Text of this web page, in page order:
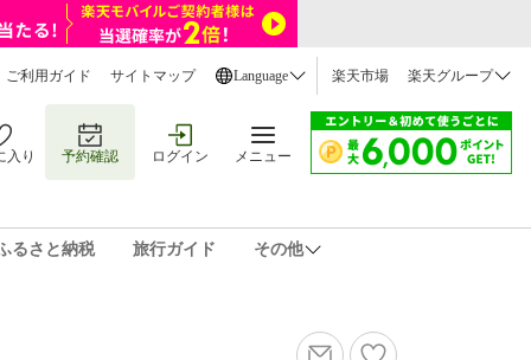
ご利用ガイド サイトマップ Language 楽天市場 楽天グループ
入り 予約確認 ログイン メニュー
るさと納税 旅行ガイド その他